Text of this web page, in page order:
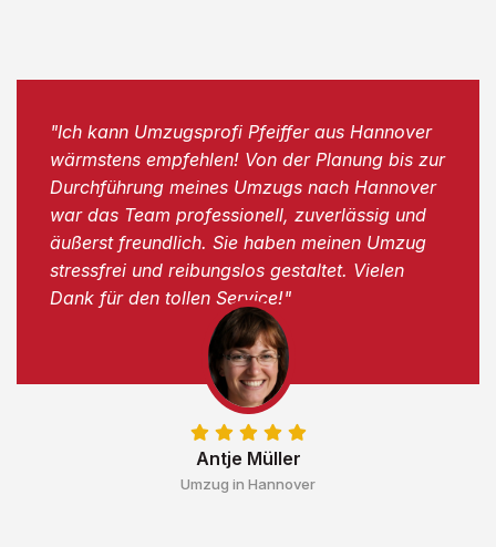
Antje Müller
Umzug in Hannover
"Ich kann Umzugsprofi Pfeiffer aus Hannover
wärmstens empfehlen! Von der Planung bis zur
Durchführung meines Umzugs nach Hannover
war das Team professionell, zuverlässig und
äußerst freundlich. Sie haben meinen Umzug
stressfrei und reibungslos gestaltet. Vielen
Dank für den tollen Service!"